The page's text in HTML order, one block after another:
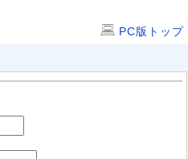
PC版トップ